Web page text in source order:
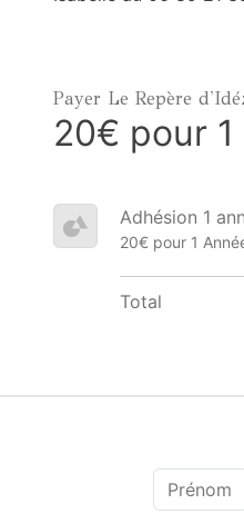
Nom :
Prénom
Payer Le Repère
20€ pour 1
Adhésion 1
20€ pour 1
Total